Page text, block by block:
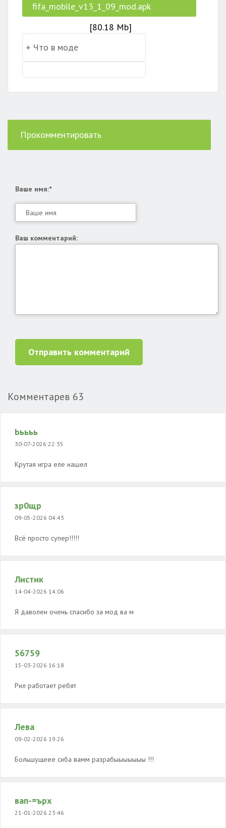
fifa_mobile_v13_1_09_mod.apk
[80.18 Mb]
Прокомментировать
Ваше имя:*
Ваш комментарий:
Отправить комментарий
Комментарев 63
Ььььь
30-07-2026 22:35
Крутая игра еле нашел
зр0щр
09-05-2026 04:43
Всё просто супер️!!!!!
Листик
14-04-2026 14:06
Я даволен очень спасибо за мод ва м
56759
15-03-2026 16:18
Рил работает ребят
Лева
09-02-2026 19:26
Большущеее сиба вамм разрабыыыыыыы !!!
вап-=ърх
21-01-2026 23:46